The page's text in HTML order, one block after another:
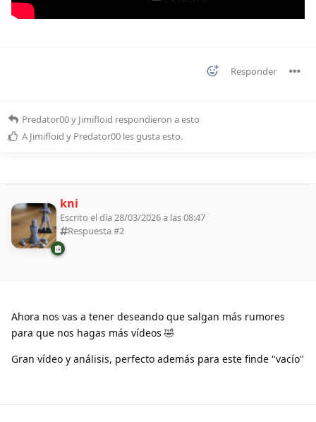
Responder
Predator00y Jimifloid respondieron a esto
A Jimifloid y Predator00 les gusta esto.
kni
Escrito el día 28/03/2026 a las 08:47
Respuesta #2
Ahora nos vas a tener deseando que salgan más rumores
para que nos hagas más vídeos 🤣
Gran vídeo y análisis, perfecto además para este finde "vacío"